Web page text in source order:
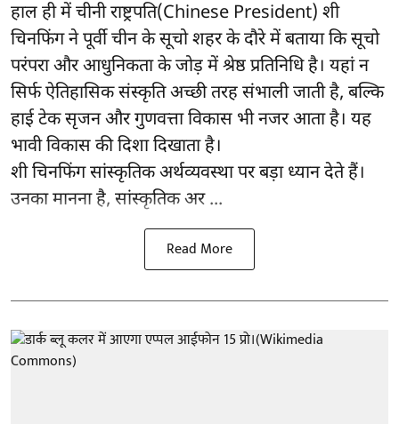
हाल ही में चीनी राष्ट्रपति(Chinese President) शी
चिनफिंग ने पूर्वी चीन के सूचो शहर के दौरे में बताया कि सूचो
परंपरा और आधुनिकता के जोड़ में श्रेष्ठ प्रतिनिधि है। यहां न
सिर्फ ऐतिहासिक संस्कृति अच्छी तरह संभाली जाती है, बल्कि
हाई टेक सृजन और गुणवत्ता विकास भी नजर आता है। यह
भावी विकास की दिशा दिखाता है।
शी चिनफिंग सांस्कृतिक अर्थव्यवस्था पर बड़ा ध्यान देते हैं।
उनका मानना है, सांस्कृतिक अर ...
Read More